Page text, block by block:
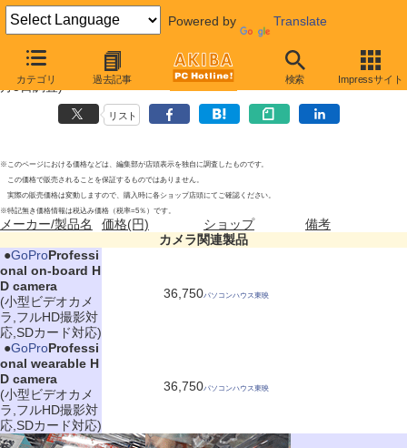
Powered by Translate
カテゴリ 過去記事 検索 Impressサイト
カメラ関連製品の新製品2011年7月2日号
(速報版:6月27日〜7
月3日調査)
リスト
※このページにおける価格などは、編集部が店頭表示を独自に調査したものです。
この価格で販売されることを保証するものではありません。
実際の販売価格は変動しますので、購入時に各ショップ店頭にてご確認ください。
※特記無き価格情報は税込み価格（税率=5％）です。
メーカー/製品名 価格(円) ショップ
備考
カメラ関連製品
●GoProProfessi
onal on-board H
D camera
(小型ビデオカメ
ラ,フルHD撮影対
応,SDカード対応)
36,750パソコンハウス東映
●GoProProfessi
onal wearable H
D camera
(小型ビデオカメ
ラ,フルHD撮影対
応,SDカード対応)
36,750パソコンハウス東映